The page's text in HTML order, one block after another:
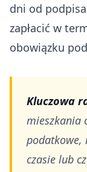
dni od
zapłacić w
obowiązku
Kluczowa
mieszkania
podatkowe,
czasie lub